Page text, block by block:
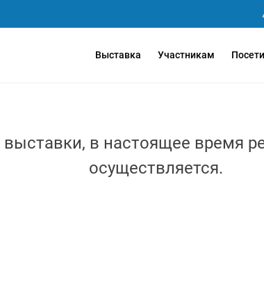
Выставка Участникам
в настоящее время
осуществляется.